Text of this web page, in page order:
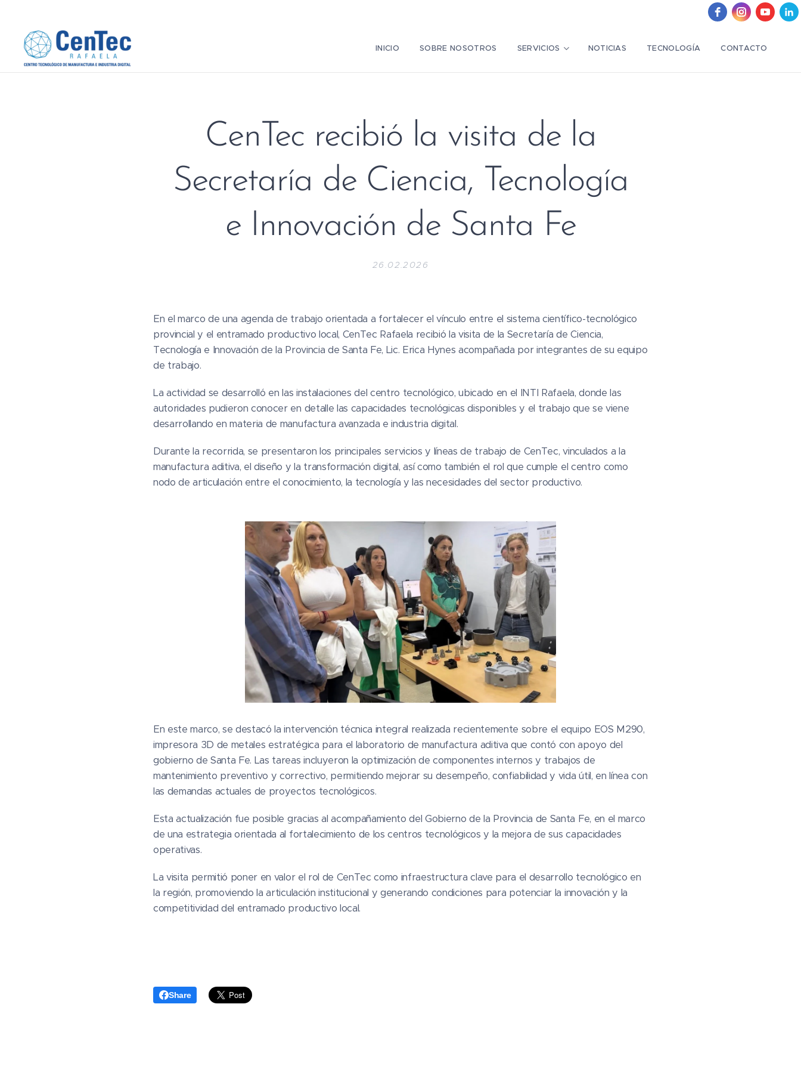
INICIO SOBRE NOSOTROS SERVICIOS NOTICIAS TECNOLOGÍA CONTACTO
CenTec recibió la visita de la
Secretaría de Ciencia, Tecnología
e Innovación de Santa Fe
26.02.2026
En el marco de una agenda de trabajo orientada a fortalecer el vínculo entre el sistema científico-tecnológico
provincial y el entramado productivo local, CenTec Rafaela recibió la visita de la Secretaría de Ciencia,
Tecnología e Innovación de la Provincia de Santa Fe, Lic. Erica Hynes acompañada por integrantes de su equipo
de trabajo.
La actividad se desarrolló en las instalaciones del centro tecnológico, ubicado en el INTI Rafaela, donde las
autoridades pudieron conocer en detalle las capacidades tecnológicas disponibles y el trabajo que se viene
desarrollando en materia de manufactura avanzada e industria digital.
Durante la recorrida, se presentaron los principales servicios y líneas de trabajo de CenTec, vinculados a la
manufactura aditiva, el diseño y la transformación digital, así como también el rol que cumple el centro como
nodo de articulación entre el conocimiento, la tecnología y las necesidades del sector productivo.
En este marco, se destacó la intervención técnica integral realizada recientemente sobre el equipo EOS M290,
impresora 3D de metales estratégica para el laboratorio de manufactura aditiva que contó con apoyo del
gobierno de Santa Fe. Las tareas incluyeron la optimización de componentes internos y trabajos de
mantenimiento preventivo y correctivo, permitiendo mejorar su desempeño, confiabilidad y vida útil, en línea con
las demandas actuales de proyectos tecnológicos.
Esta actualización fue posible gracias al acompañamiento del Gobierno de la Provincia de Santa Fe, en el marco
de una estrategia orientada al fortalecimiento de los centros tecnológicos y la mejora de sus capacidades
operativas.
La visita permitió poner en valor el rol de CenTec como infraestructura clave para el desarrollo tecnológico en
la región, promoviendo la articulación institucional y generando condiciones para potenciar la innovación y la
competitividad del entramado productivo local.
Share